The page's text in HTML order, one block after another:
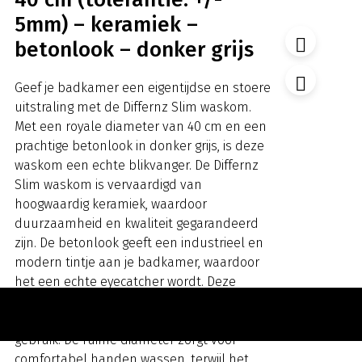
5mm) – keramiek –
betonlook – donker grijs
Geef je badkamer een eigentijdse en stoere
uitstraling met de Differnz Slim waskom.
Met een royale diameter van 40 cm en een
prachtige betonlook in donker grijs, is deze
waskom een echte blikvanger. De Differnz
Slim waskom is vervaardigd van
hoogwaardig keramiek, waardoor
duurzaamheid en kwaliteit gegarandeerd
zijn. De betonlook geeft een industrieel en
modern tintje aan je badkamer, waardoor
het een echte eyecatcher wordt. Deze
gebruik. De ruime diameter zorgt voor